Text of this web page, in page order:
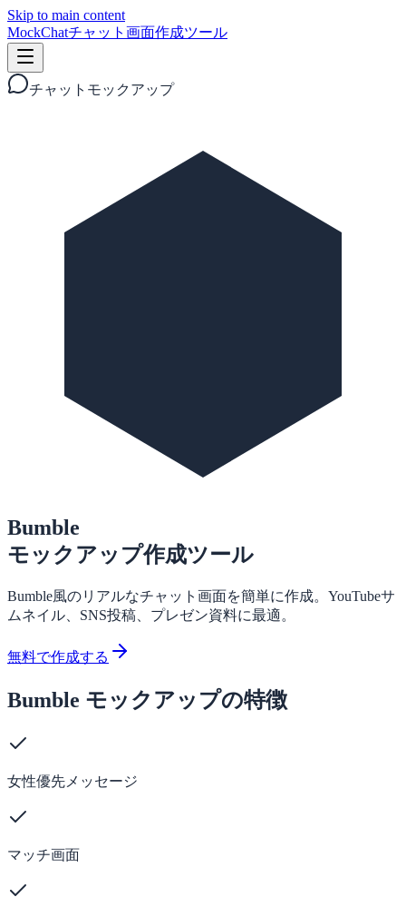
Skip to main content
MockChatチャット画面作成ツール
チャットモックアップ
Bumble
モックアップ作成ツール
Bumble風のリアルなチャット画面を簡単に作成。YouTubeサ
ムネイル、SNS投稿、プレゼン資料に最適。
無料で作成する
Bumble モックアップの特徴
女性優先メッセージ
マッチ画面